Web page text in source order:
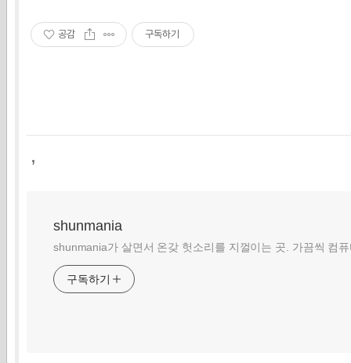
공감 구독하기
,
shunmania
shunmania가 살면서 온갖 헛소리를 지껄이는 곳. 가끔씩 컴
구독하기